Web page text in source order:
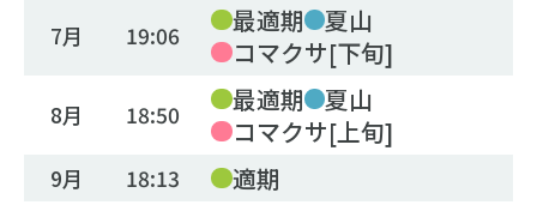
7月 19:06 最適期
夏山
コマクサ[下旬]
8月 18:50 最適期
夏山
コマクサ[上旬]
9月 18:13 適期